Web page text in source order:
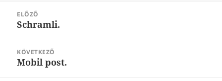
navigáció
ELŐZŐ
Korábbi
Schramli.
KÖVETKEZŐ
Következő
Mobil post.